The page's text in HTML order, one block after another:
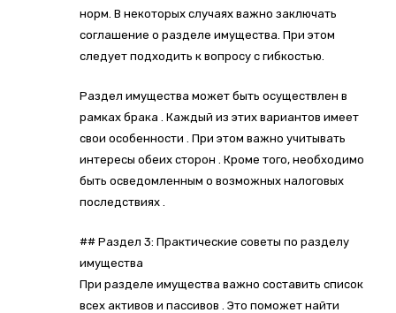
норм. В некоторых случаях важно заключать
соглашение о разделе имущества. При этом
следует подходить к вопросу с гибкостью.
Раздел имущества может быть осуществлен в
рамках брака . Каждый из этих вариантов имеет
свои особенности . При этом важно учитывать
интересы обеих сторон . Кроме того, необходимо
быть осведомленным о возможных налоговых
последствиях .
## Раздел 3: Практические советы по разделу
имущества
При разделе имущества важно составить список
всех активов и пассивов . Это поможет найти